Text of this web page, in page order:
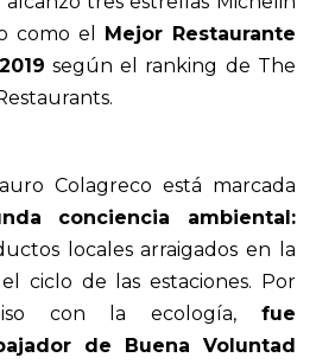
como el Mejor Restaurante
según el ranking de The
Colagreco está marcada
conciencia ambiental:
locales arraigados en la
ciclo de las estaciones. Por
con la ecología, fue
de Buena Voluntad